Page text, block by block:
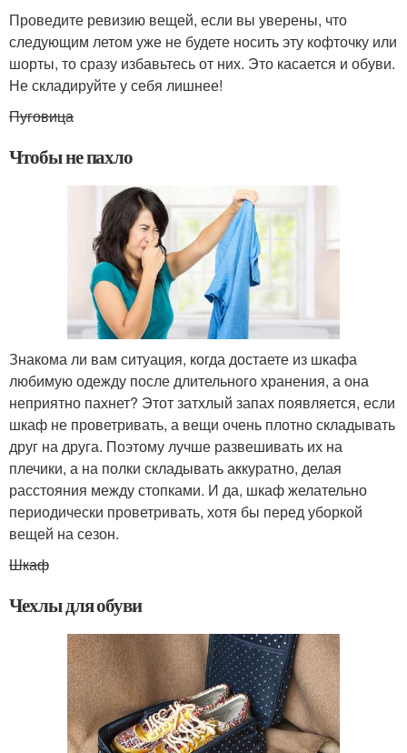
Проведите ревизию вещей, если вы уверены, что
следующим летом уже не будете носить эту кофточку или
шорты, то сразу избавьтесь от них. Это касается и обуви.
Не складируйте у себя лишнее!
Пуговица
Чтобы не пахло
Знакома ли вам ситуация, когда достаете из шкафа
любимую одежду после длительного хранения, а она
неприятно пахнет? Этот затхлый запах появляется, если
шкаф не проветривать, а вещи очень плотно складывать
друг на друга. Поэтому лучше развешивать их на
плечики, а на полки складывать аккуратно, делая
расстояния между стопками. И да, шкаф желательно
периодически проветривать, хотя бы перед уборкой
вещей на сезон.
Шкаф
Чехлы для обуви